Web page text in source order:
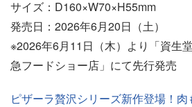
サイズ：D160×W70×H55mm
発売日：2026年6月20日（土）
※2026年6月11日（木）より「資生
急フードショー店」にて先行発売
ピザーラ贅沢シリーズ新作登場！